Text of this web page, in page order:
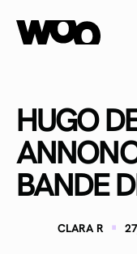
HUGO
BANDE
CLARA R ·